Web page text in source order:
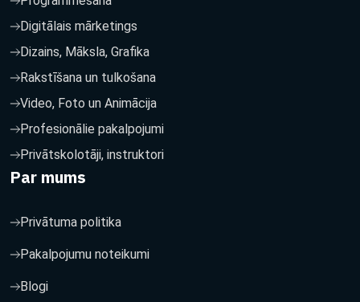
Digitālais mārketings
Dizains, Māksla, Grafika
Rakstīšana un tulkošana
Video, Foto un Animācija
Profesionālie pakalpojumi
Privātskolotāji, instruktori
Par mums
Privātuma politika
Pakalpojumu noteikumi
Blogi